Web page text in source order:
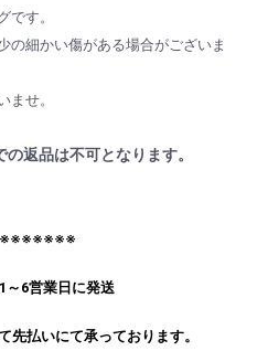
です。
の細かい傷がある場合がございま
ませ。
返品は不可となります。
～6営業日に発送
先払いにて承っております。